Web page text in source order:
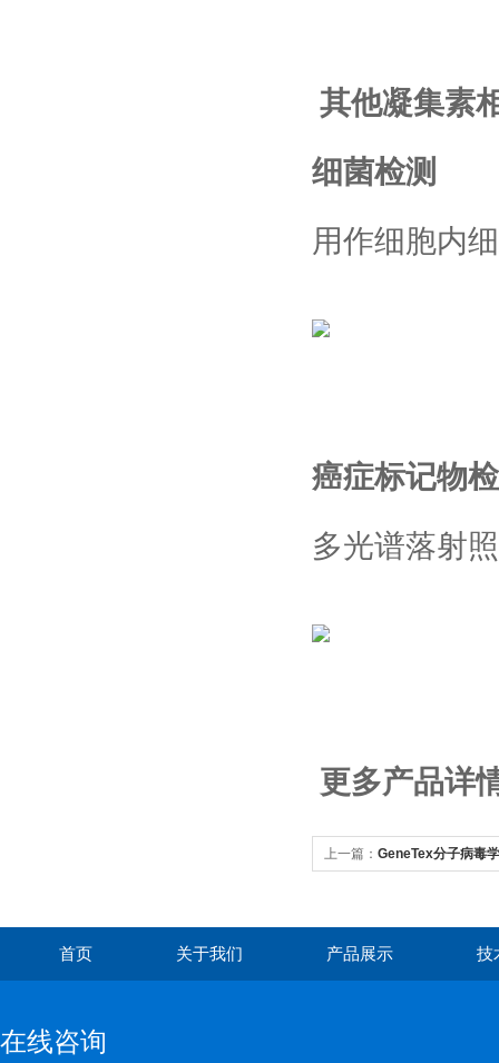
其他凝集素
细菌检测
用作细胞内
癌症标记物
多光谱落射
更多产品详
上一篇： GeneTex分子病毒
首页 关于我们 产品展示 技
在线咨询